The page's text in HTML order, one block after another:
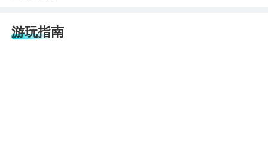
游玩指南